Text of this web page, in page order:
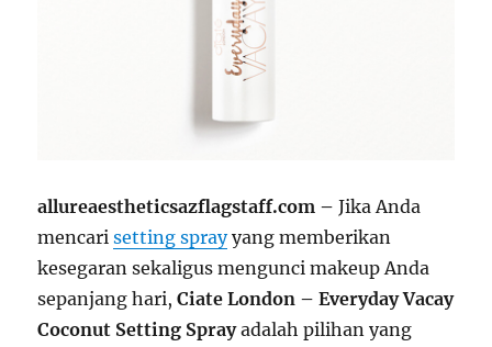
allureaestheticsazflagstaff.com –Jika Anda
mencarisetting sprayyang memberikan
kesegaran sekaligus mengunci makeup Anda
sepanjang hari,Ciate London – Everyday Vacay
Coconut Setting Sprayadalah pilihan yang